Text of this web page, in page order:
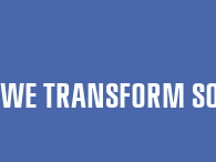
WE TRANSFORM